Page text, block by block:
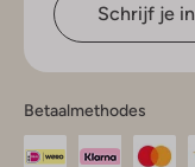
Schrijf je in
Betaalmethodes